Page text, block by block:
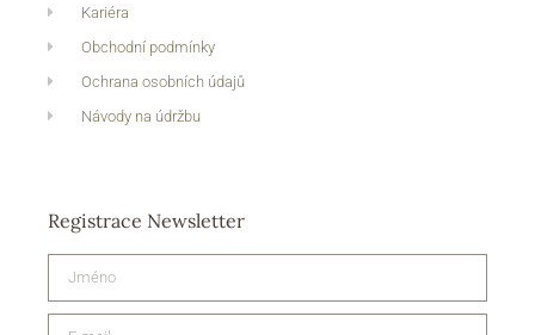
Kariéra
Obchodní podmínky
Ochrana osobních údajů
Návody na údržbu
Registrace Newsletter